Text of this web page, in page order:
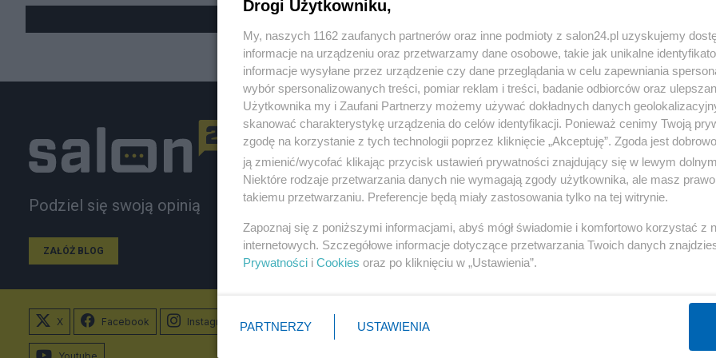
Podziel się swoją opinią
ZAŁÓŻ BLOG
Polityka
PiS
Rząd
NATO
KO
Gospodarka
Biznes
Pieniądze
Centralny Port Komunikacyjny
Inwestycje
Podatki
X Facebook Instagram
Youtube
Drogi Użytkowniku,
My, naszych 1162 zaufanych partnerów oraz inne podmioty z salon24.pl uzyskujemy
informacje na urządzeniu oraz przetwarzamy dane osobowe, takie jak unikalne
informacje wysyłane przez urządzenie czy dane przeglądania w celu zapewniania
wybór spersonalizowanych treści, pomiar reklam i treści, badanie odbiorców oraz
Użytkownika my i Zaufani Partnerzy możemy używać dokładnych danych
skanować charakterystykę urządzenia do celów identyfikacji. Ponieważ cenimy Twoją
zgodę na korzystanie z tych technologii poprzez kliknięcie „Akceptuję”. Zgoda jest
ją zmienić/wycofać klikając przycisk ustawień prywatności znajdujący się w lewym
Niektóre rodzaje przetwarzania danych nie wymagają zgody użytkownika, ale masz
takiemu przetwarzaniu. Preferencje będą miały zastosowania tylko na tej witrynie.
Zapoznaj się z poniższymi informacjami, abyś mógł świadomie i komfortowo korzystać z
internetowych. Szczegółowe informacje dotyczące przetwarzania Twoich danych
Prywatności i Cookies oraz po kliknięciu w „Ustawienia”.
PARTNERZY USTAWIENIA